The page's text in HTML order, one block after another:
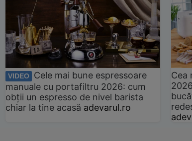
VIDEO
Cele mai bune espressoare
manuale cu portafiltru 2026: cum
obții un espresso de nivel barista
chiar la tine acasă adevarul.ro
Cea